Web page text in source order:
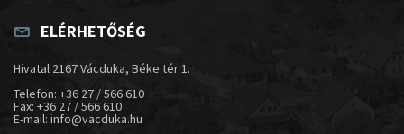
ELÉRHETŐSÉG
Hivatal 2167 Vácduka, Béke tér 1.
Telefon: +36 27 / 566 610
Fax: +36 27 / 566 610
E-mail: info@vacduka.hu